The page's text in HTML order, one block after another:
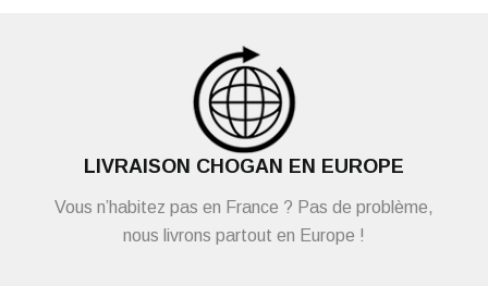
LIVRAISON CHOGAN EN EUROPE
Vous n’habitez pas en France ? Pas de problème,
nous livrons partout en Europe !